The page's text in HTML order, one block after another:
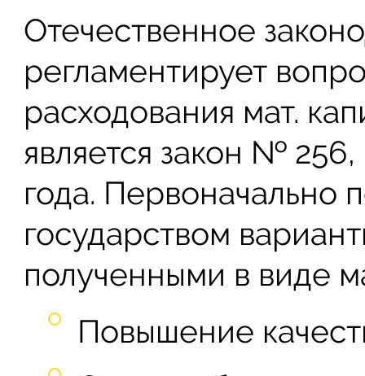
Отечественное
регламентирует
расходования мат.
является закон №
года. Первоначально
государством
полученными в виде
Повышение